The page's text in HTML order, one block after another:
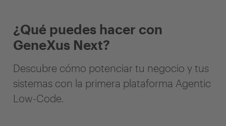
¿Qué puedes hacer con
GeneXus Next?
Descubre cómo potenciar tu negocio y tus
sistemas con la primera plataforma Agentic
Low-Code.